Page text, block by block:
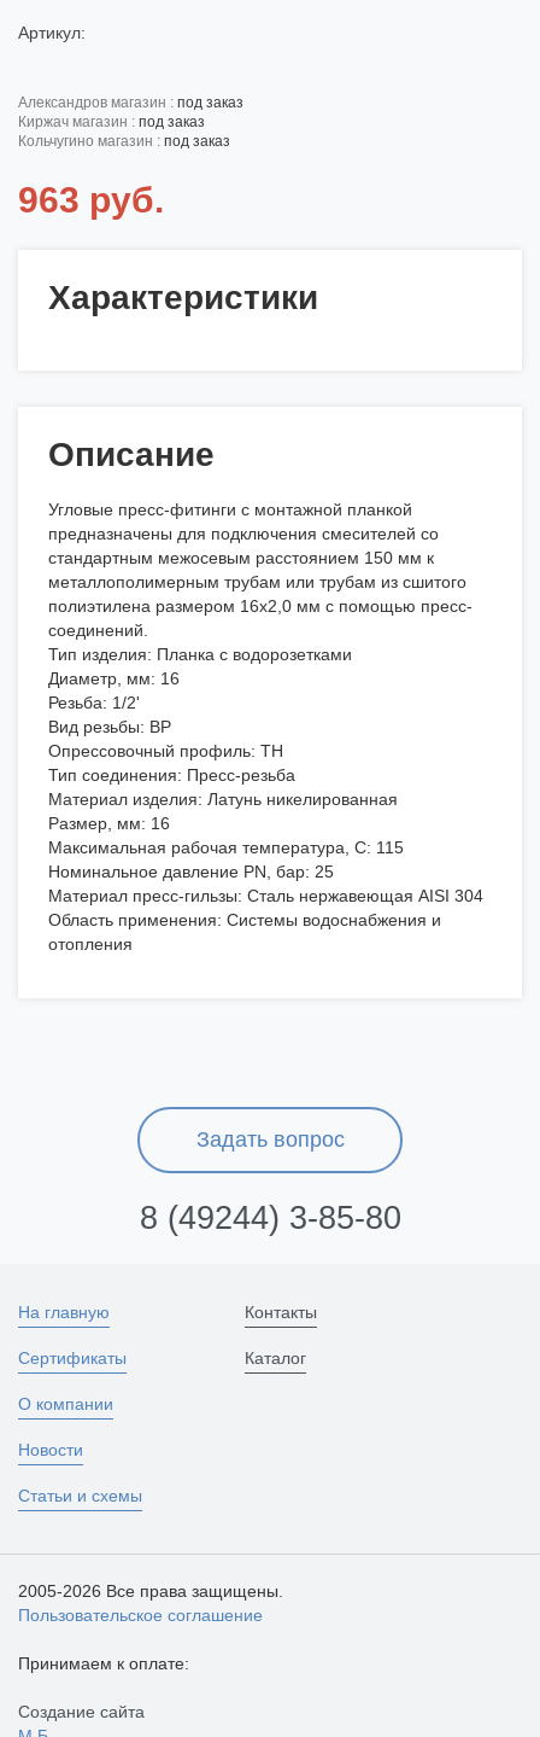
Артикул:
александров магазин : под заказ
киржач магазин : под заказ
кольчугино магазин : под заказ
963 руб.
Характеристики
Описание
Угловые пресс-фитинги с монтажной планкой
предназначены для подключения смесителей со
стандартным межосевым расстоянием 150 мм к
металлополимерным трубам или трубам из сшитого
полиэтилена размером 16х2,0 мм с помощью пресс-
соединений.
Тип изделия: Планка с водорозетками
Диаметр, мм: 16
Резьба: 1/2'
Вид резьбы: ВР
Опрессовочный профиль: TH
Тип соединения: Пресс-резьба
Материал изделия: Латунь никелированная
Размер, мм: 16
Максимальная рабочая температура, C: 115
Номинальное давление PN, бар: 25
Материал пресс-гильзы: Сталь нержавеющая AISI 304
Область применения: Системы водоснабжения и
отопления
Задать вопрос
8 (49244) 3-85-80
На главную
Сертификаты
О компании
Новости
Статьи и схемы
Контакты
Каталог
2005-2026 Все права защищены.
Пользовательское соглашение
Принимаем к оплате:
Создание сайта